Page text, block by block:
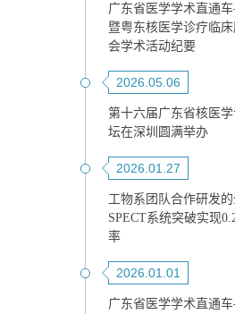
广东省医学学术直通
暨粤东核医学诊疗临
会学术活动纪要
2026.05.06
第十六届广东省核医
坛在深圳圆满举办
2026.01.27
工物系团队合作研发
SPECT系统突破实现
率
2026.01.01
广东省医学学术直通